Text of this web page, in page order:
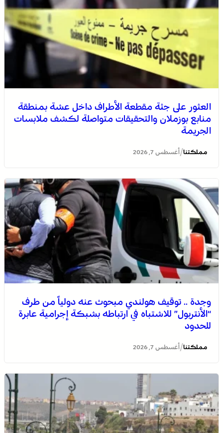
العثور على جثة مقطعة الأطراف داخل عشة بمنطقة
منابع بوزملان والتحقيقات متواصلة لكشف ملابسات
الجريمة
مملكتنا/أغسطس 7, 2026
وجدة .. توقيف هولندي مبحوث عنه دولياً من طرف
“الأنتربول” للاشتباه في ارتباطه بشبكة إجرامية عابرة
للحدود
مملكتنا/أغسطس 7, 2026
التفاصيل الكاملة لاقتحام ولي العهد مياه سبتة المحتلة على
لسان الهدهد !